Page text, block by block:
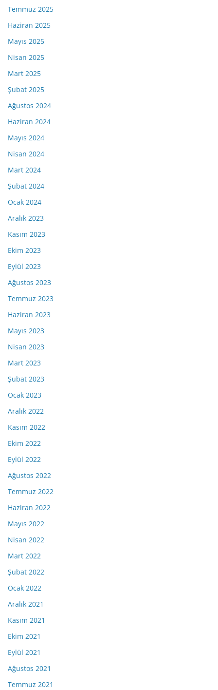
Temmuz 2025
Haziran 2025
Mayıs 2025
Nisan 2025
Mart 2025
Şubat 2025
Ağustos 2024
Haziran 2024
Mayıs 2024
Nisan 2024
Mart 2024
Şubat 2024
Ocak 2024
Aralık 2023
Kasım 2023
Ekim 2023
Eylül 2023
Ağustos 2023
Temmuz 2023
Haziran 2023
Mayıs 2023
Nisan 2023
Mart 2023
Şubat 2023
Ocak 2023
Aralık 2022
Kasım 2022
Ekim 2022
Eylül 2022
Ağustos 2022
Temmuz 2022
Haziran 2022
Mayıs 2022
Nisan 2022
Mart 2022
Şubat 2022
Ocak 2022
Aralık 2021
Kasım 2021
Ekim 2021
Eylül 2021
Ağustos 2021
Temmuz 2021